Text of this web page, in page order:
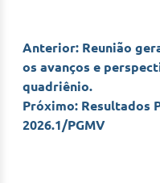
Navegação
de
Post
Anterior: Reunião
os avanços e
quadriênio.
Próximo: Resultados
2026.1/PGMV